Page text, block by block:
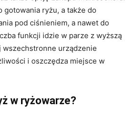
gotowania ryżu, a także do
pod ciśnieniem, a nawet do
funkcji idzie w parze z wyższą
wszechstronne urządzenie
i oszczędza miejsce w
w ryżowarze?